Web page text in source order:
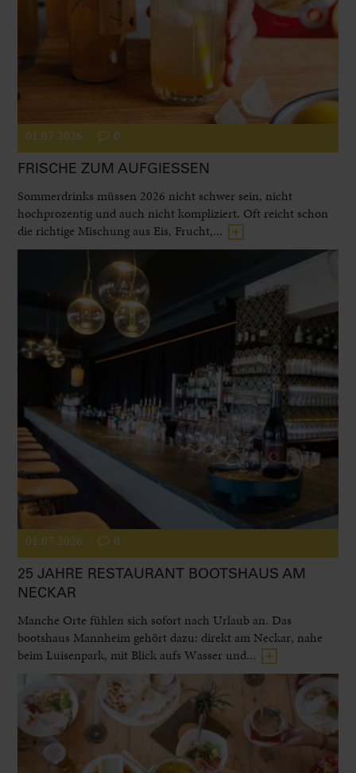
01.07.2026 0
FRISCHE ZUM AUFGIESSEN
Sommerdrinks müssen 2026 nicht schwer sein, nicht
hochprozentig und auch nicht kompliziert. Oft reicht schon
die richtige Mischung aus Eis, Frucht,...
01.07.2026 0
25 JAHRE RESTAURANT BOOTSHAUS AM
NECKAR
Manche Orte fühlen sich sofort nach Urlaub an. Das
bootshaus Mannheim gehört dazu: direkt am Neckar, nahe
beim Luisenpark, mit Blick aufs Wasser und...